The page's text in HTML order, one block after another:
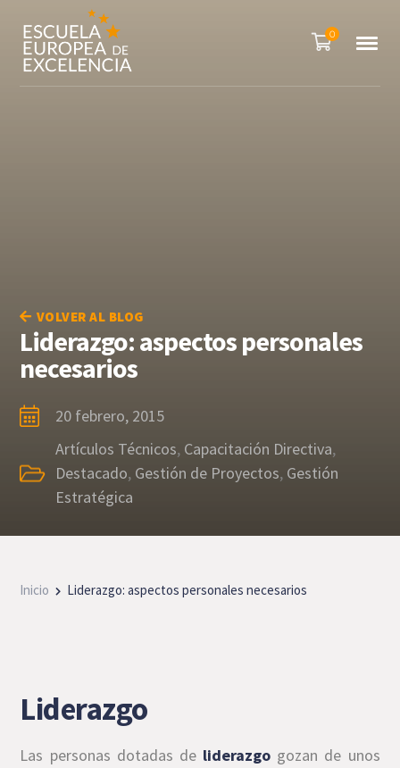
0
VOLVER AL BLOG
Liderazgo: aspectos personales
necesarios
20 febrero, 2015
Artículos Técnicos, Capacitación Directiva,
Destacado, Gestión de Proyectos, Gestión
Estratégica
Inicio Liderazgo: aspectos personales necesarios
Liderazgo
Las personas dotadas de liderazgo gozan de unos